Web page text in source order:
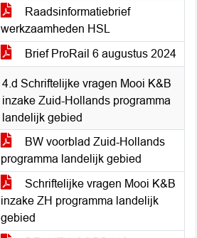
Raadsinformatiebrief
werkzaamheden HSL
Brief ProRail 6 augustus 2024
4.d Schriftelijke vragen Mooi K&B
inzake Zuid-Hollands programma
landelijk gebied
BW voorblad Zuid-Hollands
programma landelijk gebied
Schriftelijke vragen Mooi K&B
inzake ZH programma landelijk
gebied